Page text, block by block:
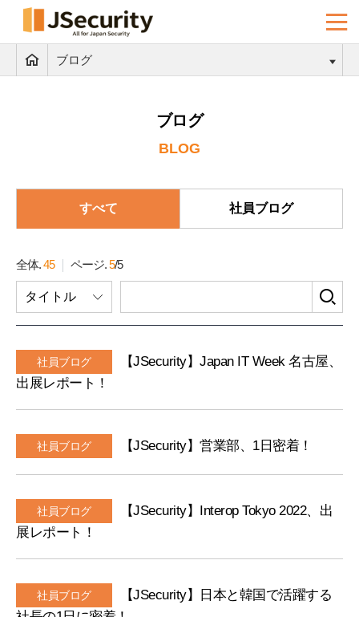
ブログ
ブログ
BLOG
すべて 社員ブログ
全体.45 ページ.5/5
索
ー
タイトル
社員ブログ
【JSecurity】Japan IT Week 名古屋、
出展レポート！
社員ブログ 【JSecurity】営業部、1日密着！
社員ブログ
【JSecurity】Interop Tokyo 2022、出
展レポート！
社員ブログ
【JSecurity】日本と韓国で活躍する